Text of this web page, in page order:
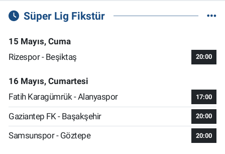
Süper Lig Fikstür
15 Mayıs, Cuma
Rizespor - Beşiktaş
20:00
16 Mayıs, Cumartesi
Fatih Karagümrük - Alanyaspor
17:00
Gaziantep FK - Başakşehir 20:00
Samsunspor - Göztepe 20:00